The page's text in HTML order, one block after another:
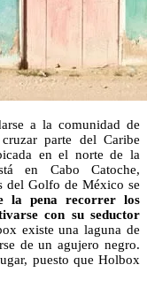
a la comunidad de
parte del Caribe
en el norte de la
en Cabo Catoche,
del Golfo de México se
la pena recorrer los
con su seductor
existe una laguna de
de un agujero negro.
puesto que Holbox